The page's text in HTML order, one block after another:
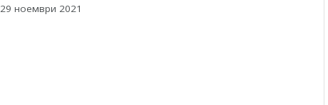
29 ноември 2021